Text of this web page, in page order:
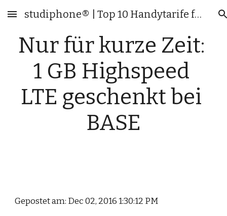
Skip to main content Skip to navigation
studiphone® | Top 10 Handytarife für Studenten & junge Leute
Nur für kurze Zeit:
1 GB Highspeed
LTE geschenkt bei
BASE
Gepostet am: Dec 02, 2016 1:30:12 PM